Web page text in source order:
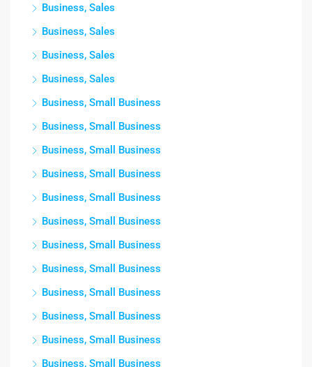
Business, Sales
Business, Sales
Business, Sales
Business, Sales
Business, Small Business
Business, Small Business
Business, Small Business
Business, Small Business
Business, Small Business
Business, Small Business
Business, Small Business
Business, Small Business
Business, Small Business
Business, Small Business
Business, Small Business
Business, Small Business